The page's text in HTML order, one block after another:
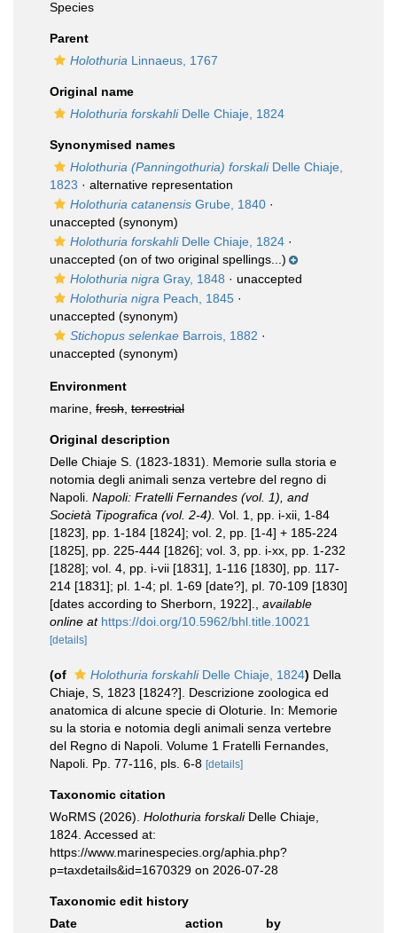
Species
Parent
Holothuria Linnaeus, 1767
Original name
Holothuria forskahliDelle Chiaje, 1824
Synonymised names
Holothuria (Panningothuria) forskaliDelle Chiaje,
1823 · alternative representation
Holothuria catanensis Grube, 1840 ·
unaccepted (synonym)
Holothuria forskahliDelle Chiaje, 1824 ·
unaccepted (on of two original spellings...)
Holothuria nigra Gray, 1848 · unaccepted
Holothuria nigra Peach, 1845 ·
unaccepted (synonym)
Stichopus selenkae Barrois, 1882 ·
unaccepted (synonym)
Environment
marine, fresh terrestrial
Original description
Delle Chiaje S. (1823-1831). Memorie sulla storia e
notomia degli animali senza vertebre del regno di
Napoli. Napoli: Fratelli Fernandes (vol. 1), and
Società Tipografica (vol. 2-4). Vol. 1, pp. i-xii, 1-84
[1823], pp. 1-184 [1824]; vol. 2, pp. [1-4] + 185-224
[1825], pp. 225-444 [1826]; vol. 3, pp. i-xx, pp. 1-232
[1828]; vol. 4, pp. i-vii [1831], 1-116 [1830], pp. 117-
214 [1831]; pl. 1-4; pl. 1-69 [date?], pl. 70-109 [1830]
[dates according to Sherborn, 1922].
available
online at https://doi.org/10.5962/bhl.title.10021
[details]
(of Holothuria forskahliDelle Chiaje, 1824) Della
Chiaje, S, 1823 [1824?]. Descrizione zoologica ed
anatomica di alcune specie di Oloturie. In: Memorie
su la storia e notomia degli animali senza vertebre
del Regno di Napoli. Volume 1 Fratelli Fernandes,
Napoli. Pp. 77-116, pls. 6-8 [details]
Taxonomic citation
WoRMS (2026). Holothuria forskaliDelle Chiaje,
1824. Accessed at:
https://www.marinespecies.org/aphia.php?
p=taxdetails&id=1670329 on 2026-07-28
Taxonomic edit history
Date
action
by